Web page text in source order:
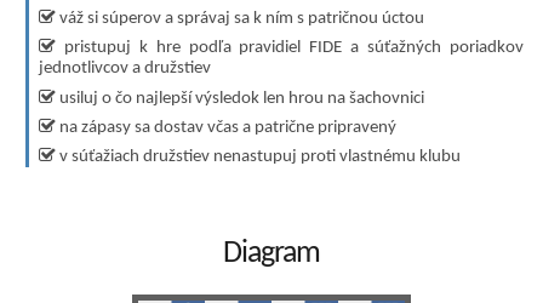
váž si súperov a správaj sa k ním s patričnou úctou
pristupuj k hre podľa pravidiel FIDE a súťažných poriadkov
jednotlivcov a družstiev
usiluj o čo najlepší výsledok len hrou na šachovnici
na zápasy sa dostav včas a patrične pripravený
v súťažiach družstiev nenastupuj proti vlastnému klubu
Diagram